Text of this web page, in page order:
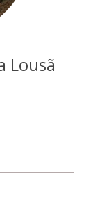
Lousã